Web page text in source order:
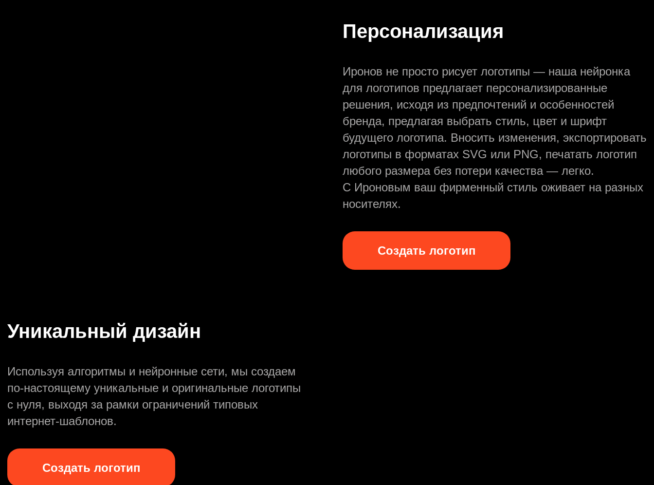
Персонализация
Иронов не просто рисует логотипы — наша нейронка
для логотипов предлагает персонализированные
решения, исходя из предпочтений и особенностей
бренда, предлагая выбрать стиль, цвет и шрифт
будущего логотипа. Вносить изменения, экспортировать
логотипы в форматах SVG или PNG, печатать логотип
любого размера без потери качества — легко.
С Ироновым ваш фирменный стиль оживает на разных
носителях.
Создать логотип
Уникальный дизайн
Используя алгоритмы и нейронные сети, мы создаем
по-настоящему уникальные и оригинальные логотипы
с нуля, выходя за рамки ограничений типовых
интернет-шаблонов.
Создать логотип